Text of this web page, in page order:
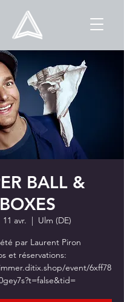
BALL &
BOXES
11 avr.
  |
Ulm (DE)
par Laurent Piron
et réservations:
event/6xff78
uh3b0gey7s?t=false&tid=